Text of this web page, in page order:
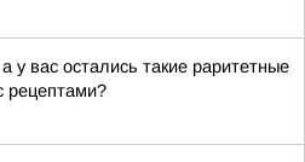
у вас остались такие раритетные